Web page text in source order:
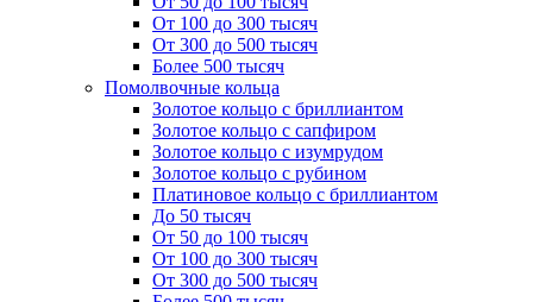
От 100 до 300 тысяч
От 300 до 500 тысяч
Более 500 тысяч
Помолвочные кольца
Золотое кольцо с бриллиантом
Золотое кольцо с сапфиром
Золотое кольцо с изумрудом
Золотое кольцо с рубином
Платиновое кольцо с бриллиантом
До 50 тысяч
От 50 до 100 тысяч
От 100 до 300 тысяч
От 300 до 500 тысяч